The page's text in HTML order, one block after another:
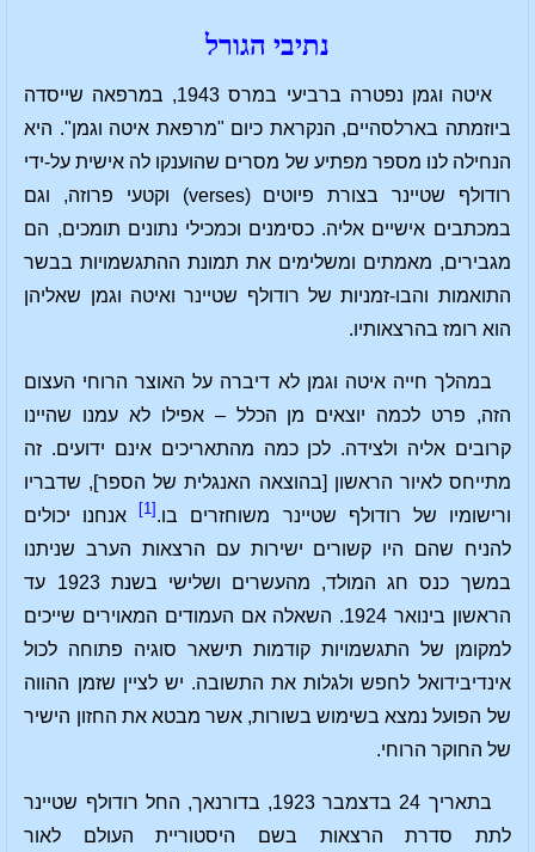
נתיבי הגורל
איטה וגמן נפטרה ברביעי במרס 1943, במרפאה שייסדה
ביוזמתה בארלסהיים, הנקראת כיום "מרפאת איטה וגמן". היא
הנחילה לנו מספר מפתיע של מסרים שהוענקו לה אישית על-ידי
רודולף שטיינר בצורת פיוטים (verses) וקטעי פרוזה, וגם
במכתבים אישיים אליה. כסימנים וכמכילי נתונים תומכים, הם
מגבירים, מאמתים ומשלימים את תמונת ההתגשמויות בבשר
התואמות והבו-זמניות של רודולף שטיינר ואיטה וגמן שאליהן
הוא רומז בהרצאותיו.
במהלך חייה איטה וגמן לא דיברה על האוצר הרוחי העצום
הזה, פרט לכמה יוצאים מן הכלל – אפילו לא עמנו שהיינו
קרובים אליה ולצידה. לכן כמה מהתאריכים אינם ידועים. זה
מתייחס לאיור הראשון [בהוצאה האנגלית של הספר], שדבריו
ורישומיו של רודולף שטיינר משוחזרים בו. [1]
אנחנו יכולים
להניח שהם היו קשורים ישירות עם הרצאות הערב שניתנו
במשך כנס חג המולד, מהעשרים ושלישי בשנת 1923 עד
הראשון בינואר 1924. השאלה אם העמודים המאוירים שייכים
למקומן של התגשמויות קודמות תישאר סוגיה פתוחה לכול
אינדיבידואל לחפש ולגלות את התשובה. יש לציין שזמן ההווה
של הפועל נמצא בשימוש בשורות, אשר מבטא את החזון הישיר
של החוקר הרוחי.
בתאריך 24 בדצמבר 1923, בדורנאך, החל רודולף שטיינר
לתת סדרת הרצאות בשם היסטוריית העולם לאור